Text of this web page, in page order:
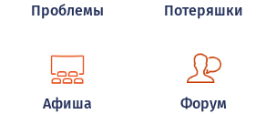
Проблемы Потеряшки
Афиша Форум